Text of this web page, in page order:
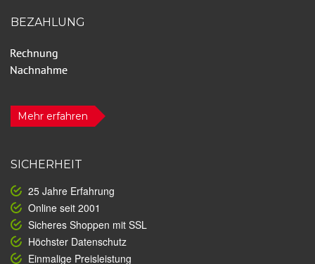
BEZAHLUNG
Mehr erfahren
SICHERHEIT
25 Jahre Erfahrung
Online seit 2001
Sicheres Shoppen mit SSL
Höchster Datenschutz
Einmalige Preisleistung